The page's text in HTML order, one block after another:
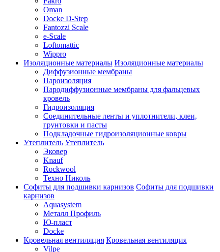
Oman
Docke D-Step
Fantozzi Scale
e-Scale
Loftomattic
Wippro
Изоляционные материалы Изоляционные материалы
Диффузионные мембраны
Пароизоляция
Пародиффузионные мембраны для фальцевых
кровель
Гидроизоляция
Соединительные ленты и уплотнители, клеи,
грунтовки и пасты
Подкладочные гидроизоляционные ковры
Утеплитель Утеплитель
Эковер
Knauf
Rockwool
Техно Николь
Софиты для подшивки карнизов Софиты для подшивки
карнизов
Aquasystem
Металл Профиль
Ю-пласт
Docke
Кровельная вентиляция Кровельная вентиляция
Vilpe